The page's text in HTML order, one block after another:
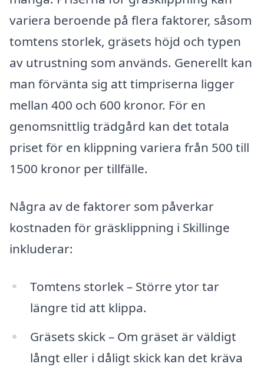
variera beroende på flera faktorer, såsom
tomtens storlek, gräsets höjd och typen
av utrustning som används. Generellt kan
man förvänta sig att timpriserna ligger
mellan 400 och 600 kronor. För en
genomsnittlig trädgård kan det totala
priset för en klippning variera från 500 till
1500 kronor per tillfälle.
Några av de faktorer som påverkar
kostnaden för gräsklippning i Skillinge
inkluderar:
Tomtens storlek – Större ytor tar
längre tid att klippa.
Gräsets skick – Om gräset är väldigt
långt eller i dåligt skick kan det kräva